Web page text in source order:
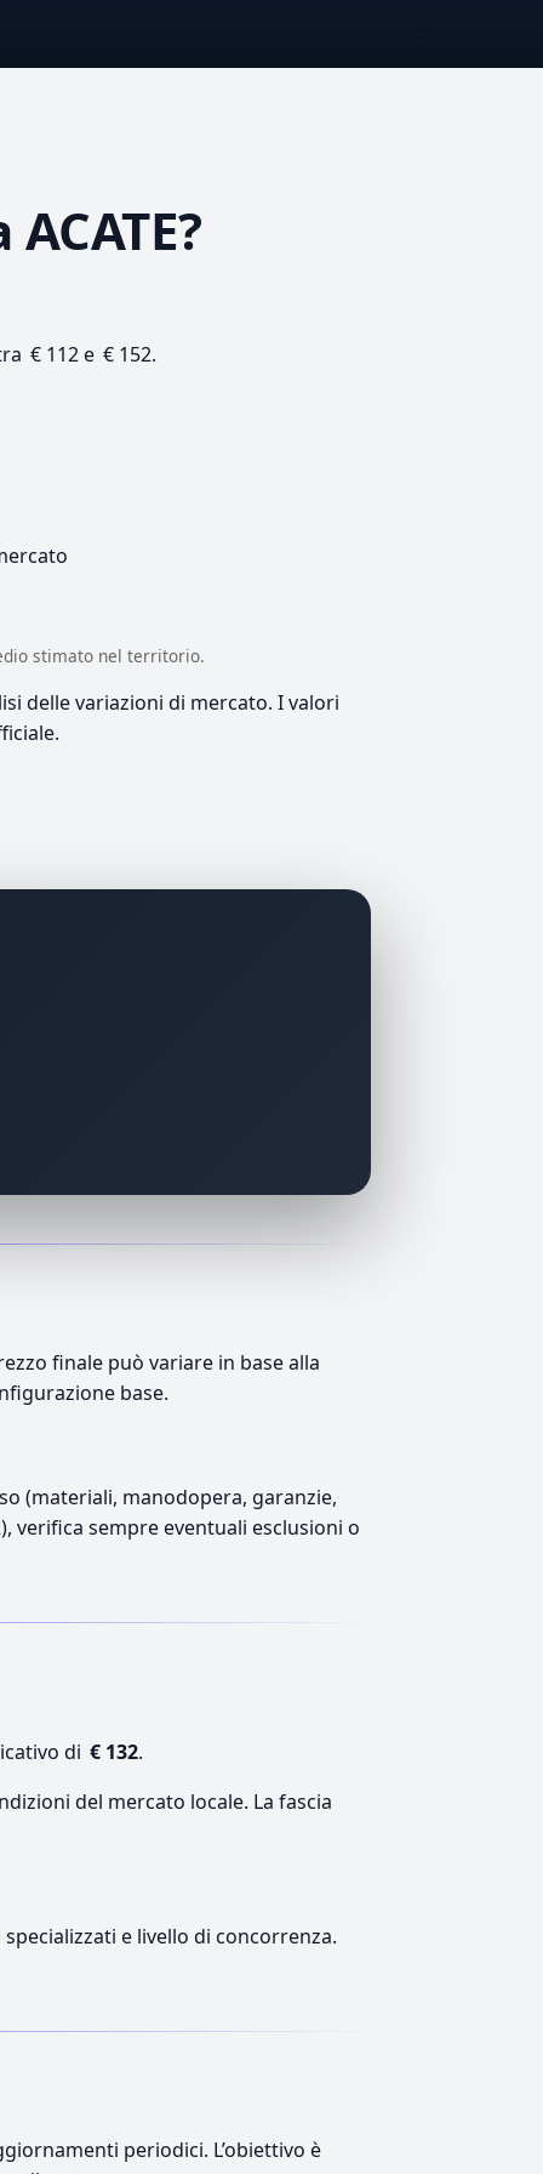
€ 112 e € 152.
stimato nel territorio.
delle variazioni di mercato. I valori
finale può variare in base alla
base.
(materiali, manodopera, garanzie,
verifica sempre eventuali esclusioni o
di € 132.
del mercato locale. La fascia
e livello di concorrenza.
periodici. L’obiettivo è